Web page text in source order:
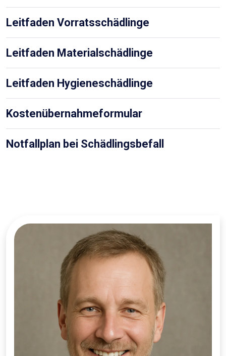
Leitfaden Vorratsschädlinge
Leitfaden Materialschädlinge
Leitfaden Hygieneschädlinge
Kostenübernahmeformular
Notfallplan bei Schädlingsbefall